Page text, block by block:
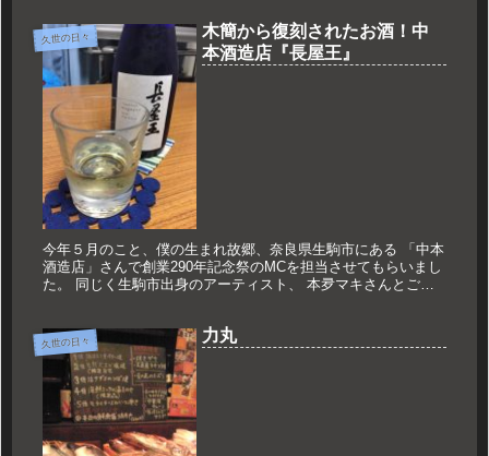
久世の日々
木簡から復刻されたお酒！中
本酒造店『長屋王』
今年５月のこと、僕の生まれ故郷、奈良県生駒市にある 「中本
酒造店」さんで創業290年記念祭のMCを担当させてもらいまし
た。 同じく生駒市出身のアーティスト、 本夛マキさんとご一
久世の日々 力丸